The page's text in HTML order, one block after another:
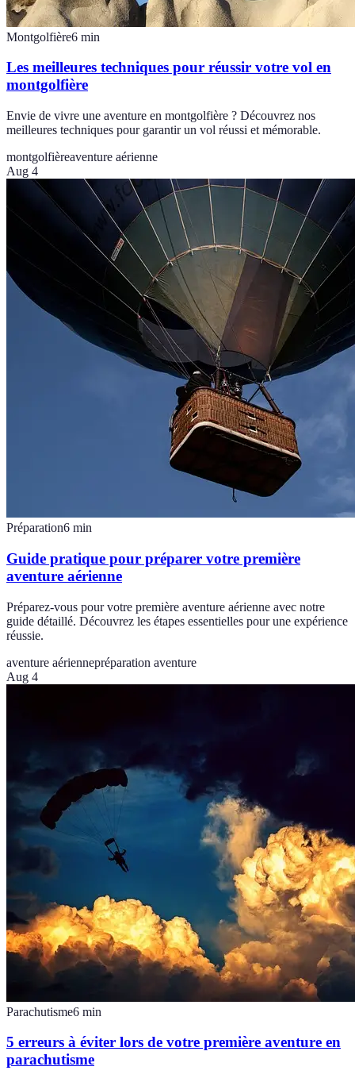
Montgolfière6 min
Les meilleures techniques pour réussir votre vol en
montgolfière
Envie de vivre une aventure en montgolfière ? Découvrez nos
meilleures techniques pour garantir un vol réussi et mémorable.
montgolfièreaventure aérienne
Aug 4
Préparation6 min
Guide pratique pour préparer votre première
aventure aérienne
Préparez-vous pour votre première aventure aérienne avec notre
guide détaillé. Découvrez les étapes essentielles pour une expérience
réussie.
aventure aériennepréparation aventure
Aug 4
Parachutisme6 min
5 erreurs à éviter lors de votre première aventure en
parachutisme